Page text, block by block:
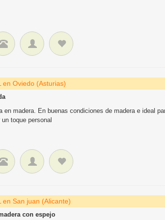
en Oviedo (Asturias)
en madera. En buenas condiciones de madera e ideal
toque personal
en San juan (Alicante)
con espejo